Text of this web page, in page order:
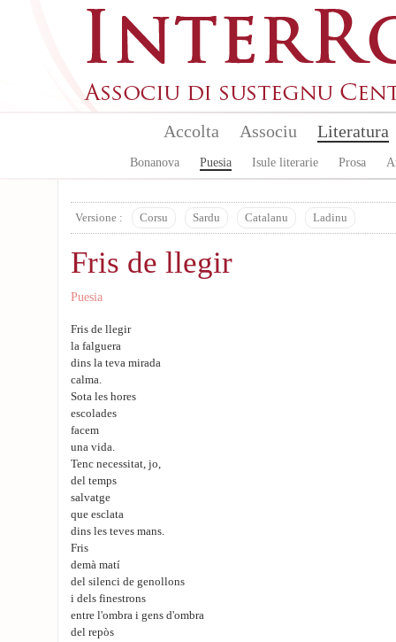
Accolta Associu Literatura
Bonanova Puesia Isule literarie Prosa
Versione : Corsu Sardu Catalanu Ladinu
Fris de llegir
Puesia
Fris de llegir
la falguera
dins la teva mirada
calma.
Sota les hores
escolades
facem
una vida.
Tenc necessitat, jo,
del temps
salvatge
que esclata
dins les teves mans.
Fris
demà matí
del silenci de genollons
i dels finestrons
entre l'ombra i gens d'ombra
del repòs